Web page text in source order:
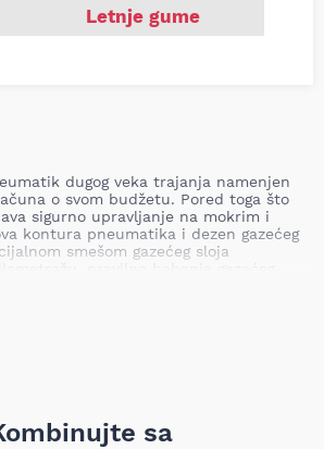
Letnje gume
dugog veka trajanja namenjen
o svom budžetu. Pored toga što
sigurno upravljanje na mokrim i
kontura pneumatika i dezen gazećeg
smešom gazećeg sloja
na mokrim putnim površinama,
upravljanju vozilom.
sa